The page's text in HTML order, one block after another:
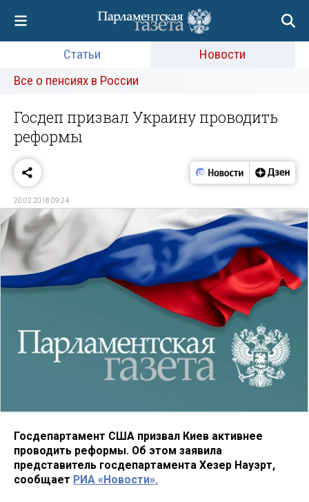
Статьи
Новости
Все о пенсиях в России
Госдеп призвал Украину проводить
реформы
20.02.2018 09:24
Госдепартамент США призвал Киев активнее
проводить реформы. Об этом заявила
представитель госдепартамента Хезер Науэрт,
сообщает РИА «Новости».